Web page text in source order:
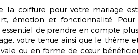
la coiffure pour votre mariage
émotion et fonctionnalité.
essentiel de prendre en compte
votre tenue ainsi que le thème
ou en forme de cœur